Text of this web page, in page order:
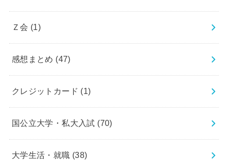
Ｚ会 (1)
感想まとめ (47)
クレジットカード (1)
国公立大学・私大入試 (70)
大学生活・就職 (38)